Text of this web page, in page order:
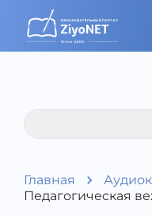
Главная
Педагогическая